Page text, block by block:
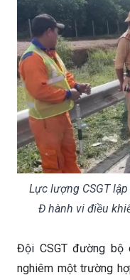
Lực lượng CSGT
Đ hành vi điều
Đội CSGT đường
nghiêm một trường